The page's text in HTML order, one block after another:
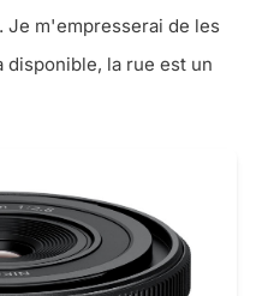
Je m'empresserai de les
disponible, la rue est un